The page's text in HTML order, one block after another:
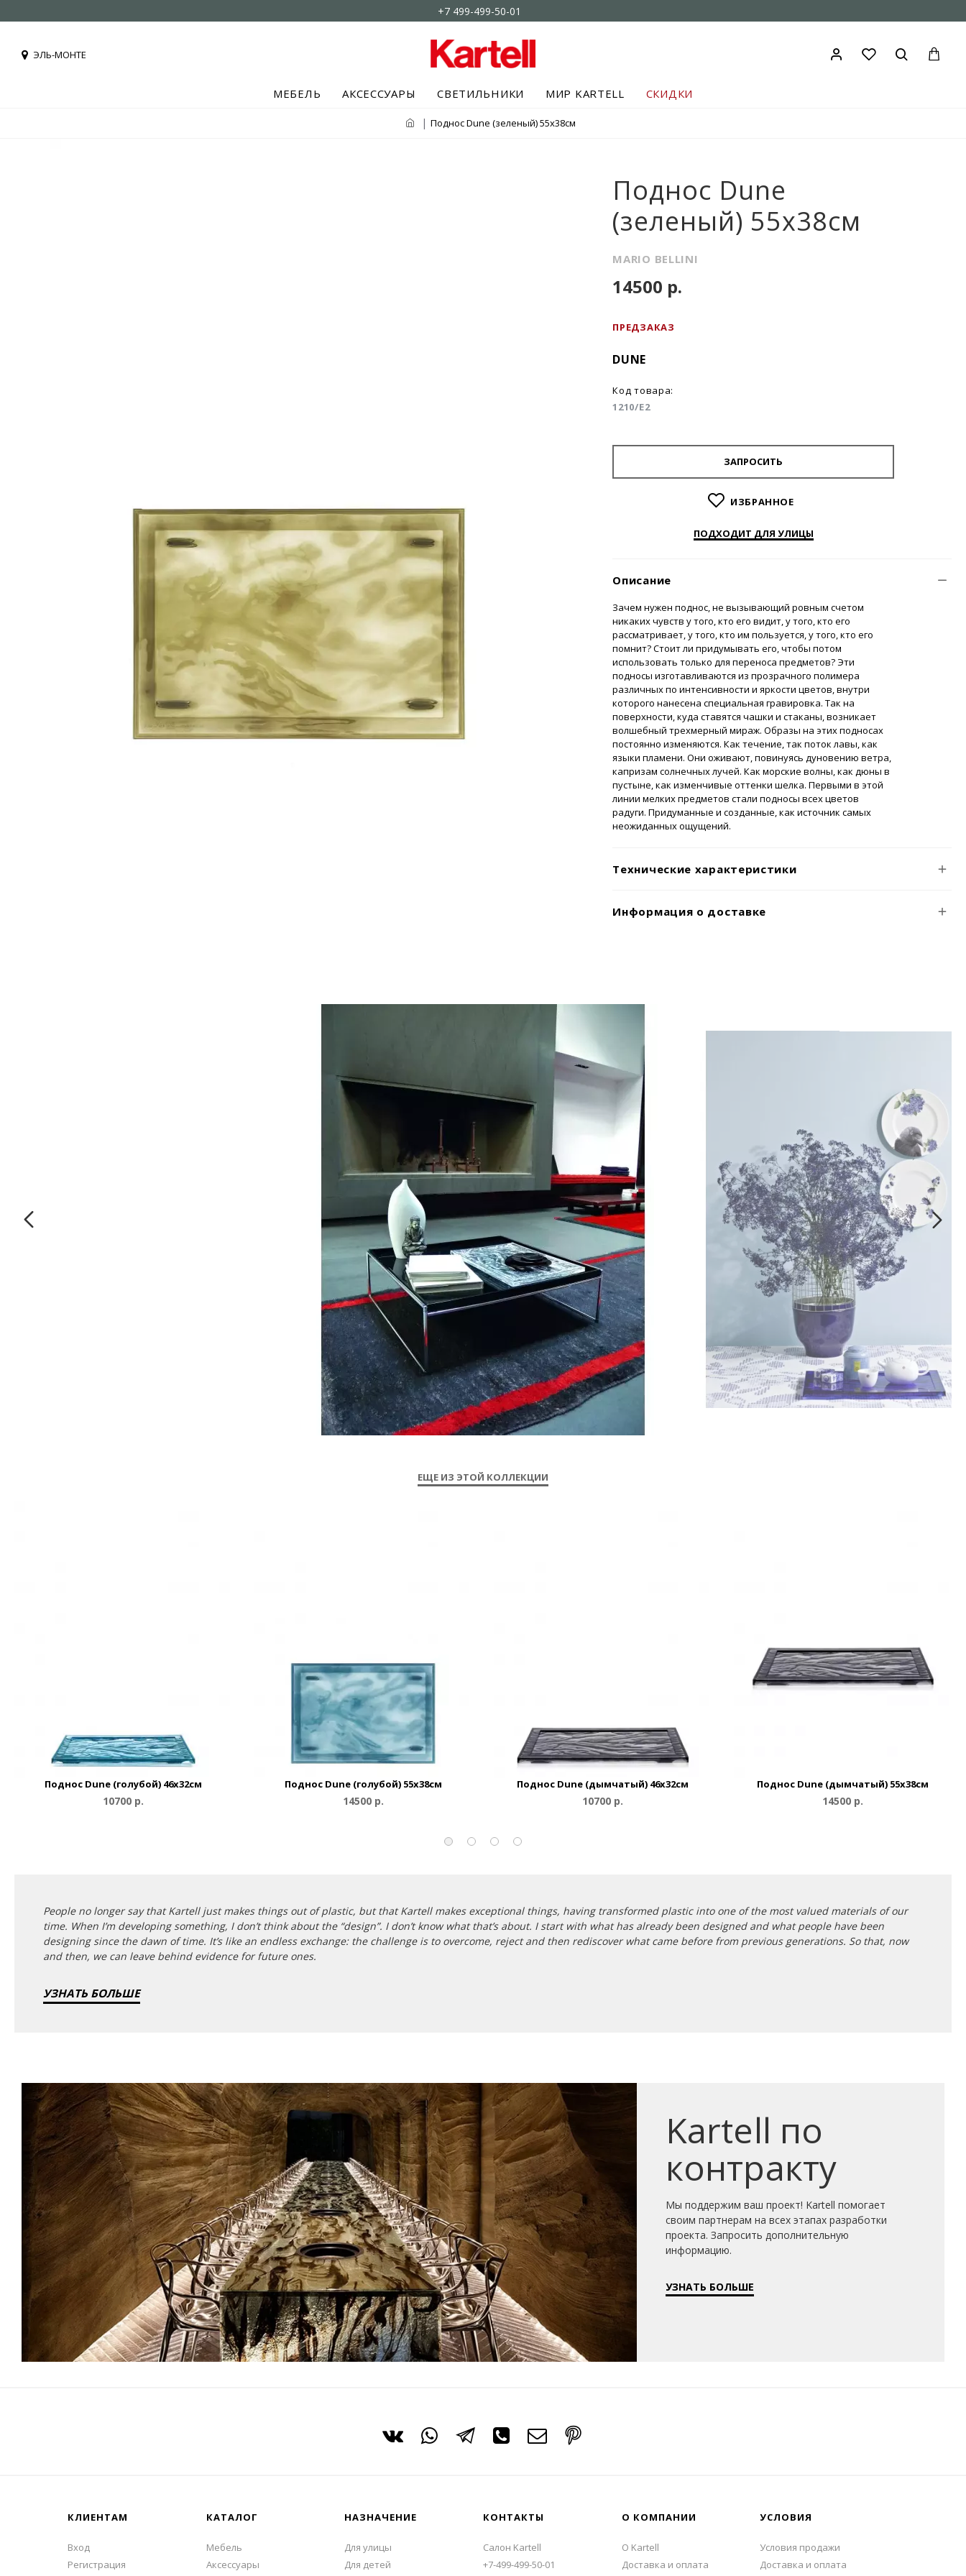
+7 499-499-50-01
ЭЛЬ-МОНТЕ
МЕБЕЛЬ АКСЕССУАРЫ СВЕТИЛЬНИКИ МИР KARTELL СКИДКИ
Поднос Dune (зеленый) 55x38см
Поднос Dune
(зеленый) 55x38см
MARIO BELLINI
ПРЕДЗАКАЗ
DUNE
Код товара:
1210/E2
14500 р.
ЗАПРОСИТЬ
ИЗБРАННОЕ
ПОДХОДИТ ДЛЯ УЛИЦЫ
Описание
Зачем нужен поднос, не вызывающий ровным счетом
никаких чувств у того, кто его видит, у того, кто его
рассматривает, у того, кто им пользуется, у того, кто его
помнит? Стоит ли придумывать его, чтобы потом
использовать только для переноса предметов? Эти
подносы изготавливаются из прозрачного полимера
различных по интенсивности и яркости цветов, внутри
которого нанесена специальная гравировка. Так на
поверхности, куда ставятся чашки и стаканы, возникает
волшебный трехмерный мираж. Образы на этих подносах
постоянно изменяются. Как течение, так поток лавы, как
языки пламени. Они оживают, повинуясь дуновению ветра,
капризам солнечных лучей. Как морские волны, как дюны в
пустыне, как изменчивые оттенки шелка. Первыми в этой
линии мелких предметов стали подносы всех цветов
радуги. Придуманные и созданные, как источник самых
неожиданных ощущений.
Технические характеристики
Информация о доставке
ЕЩЕ ИЗ ЭТОЙ КОЛЛЕКЦИИ
Поднос Dune (голубой) 46x32см
10700 р.
Поднос Dune (голубой) 55x38см
14500 р.
Поднос Dune (дымчатый) 46x32см
10700 р.
Поднос Dune (дымчатый) 55x38см
14500 р.
People no longer say that Kartell just makes things out of plastic, but that Kartell makes exceptional things, having transformed plastic into one of the most valued materials of our
time. When I’m developing something, I don’t think about the “design”. I don’t know what that’s about. I start with what has already been designed and what people have been
designing since the dawn of time. It’s like an endless exchange: the challenge is to overcome, reject and then rediscover what came before from previous generations. So that, now
and then, we can leave behind evidence for future ones.
УЗНАТЬ БОЛЬШЕ
Kartell по
контракту
Мы поддержим ваш проект! Kartell помогает
своим партнерам на всех этапах разработки
проекта. Запросить дополнительную
информацию.
УЗНАТЬ БОЛЬШЕ
КЛИЕНТАМ
Вход
Регистрация
КАТАЛОГ
Мебель
Аксессуары
НАЗНАЧЕНИЕ
Для улицы
Для детей
КОНТАКТЫ
Салон Kartell
+7-499-499-50-01
О КОМПАНИИ
О Kartell
Доставка и оплата
УСЛОВИЯ
Условия продажи
Доставка и оплата